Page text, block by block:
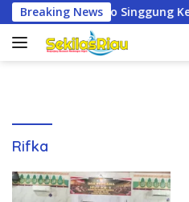
Langsung
ke
konten
Breaking News
Kesiapan Pimpin Partai
Rifka